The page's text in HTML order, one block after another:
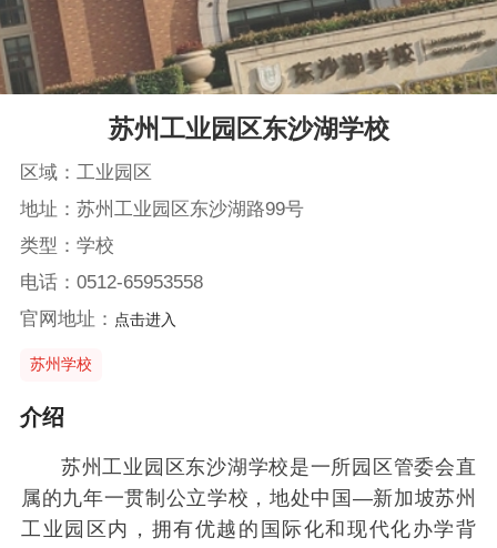
苏州工业园区东沙湖学校
区域：工业园区
地址：苏州工业园区东沙湖路99号
类型：学校
电话：0512-65953558
官网地址： 点击进入
苏州学校
介绍
苏州工业园区东沙湖学校是一所园区管委会直
属的九年一贯制公立学校，地处中国—新加坡苏州
工业园区内，拥有优越的国际化和现代化办学背